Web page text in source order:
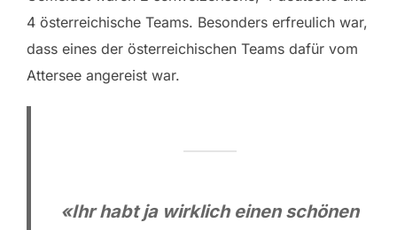
4 österreichische Teams. Besonders erfreulich war,
dass eines der österreichischen Teams dafür vom
Attersee angereist war.
«Ihr habt ja wirklich einen schönen